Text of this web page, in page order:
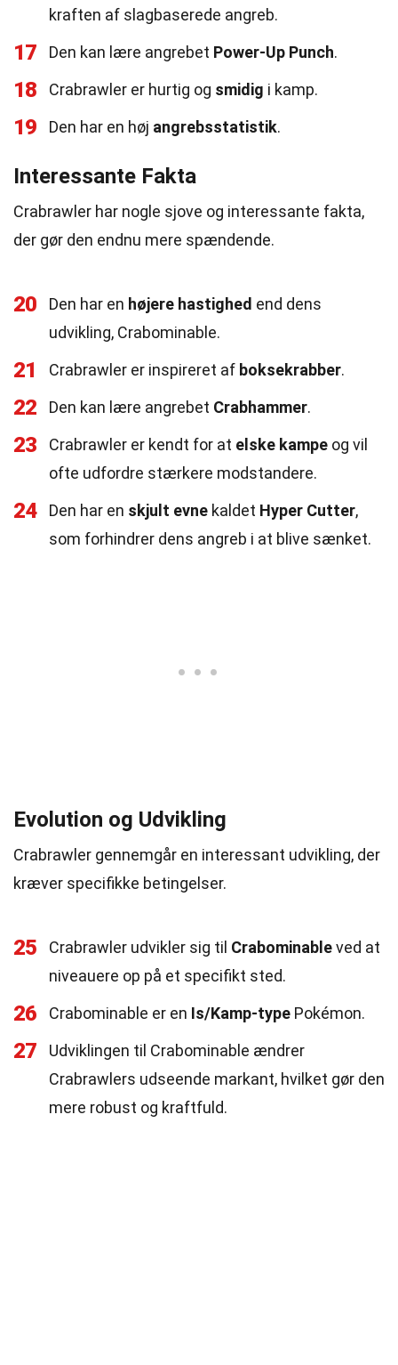
kraften af slagbaserede angreb.
17 Den kan lære angrebet Power-Up Punch.
18 Crabrawler er hurtig og smidig i kamp.
19 Den har en høj angrebsstatistik.
Interessante Fakta
Crabrawler har nogle sjove og interessante fakta,
der gør den endnu mere spændende.
20 Den har en højere hastighed end dens
udvikling, Crabominable.
21 Crabrawler er inspireret af boksekrabber.
22 Den kan lære angrebet Crabhammer.
23 Crabrawler er kendt for at elske kampe og vil
ofte udfordre stærkere modstandere.
24 Den har en skjult evne kaldet Hyper Cutter,
som forhindrer dens angreb i at blive sænket.
Evolution og Udvikling
Crabrawler gennemgår en interessant udvikling, der
kræver specifikke betingelser.
25 Crabrawler udvikler sig til Crabominableved at
niveauere op på et specifikt sted.
26 Crabominable er en Is/Kamp-type Pokémon.
27
Udviklingen til Crabominable ændrer
Crabrawlers udseende markant, hvilket gør den
mere robust og kraftfuld.